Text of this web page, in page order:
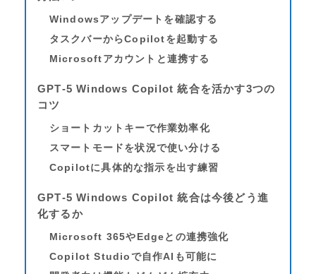
Windowsアップデートを確認する
タスクバーからCopilotを起動する
Microsoftアカウントと連携する
GPT‑5 Windows Copilot 統合を活かす3つの
コツ
ショートカットキーで作業効率化
スマートモードを状況で使い分ける
Copilotに具体的な指示を出す練習
GPT‑5 Windows Copilot 統合は今後どう進
化するか
Microsoft 365やEdgeとの連携強化
Copilot Studioで自作AIも可能に